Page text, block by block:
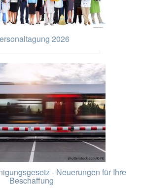
2026
- Neuerungen für Ihre
Beschaffung